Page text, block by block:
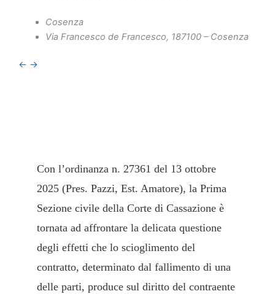
Cosenza
Via Francesco de Francesco, 187100 – Cosenza
← →
Marco Cavaliere
Con l’ordinanza n. 27361 del 13 ottobre
2025 (Pres. Pazzi, Est. Amatore), la Prima
Sezione civile della Corte di Cassazione è
tornata ad affrontare la delicata questione
degli effetti che lo scioglimento del
contratto, determinato dal fallimento di una
delle parti, produce sul diritto del contraente